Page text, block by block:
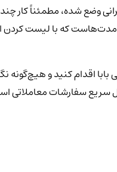
وضع شده، مطمئناً
که با لیست کردن
اقدام کنید و هیچ‌گونه
سریع سفارشات